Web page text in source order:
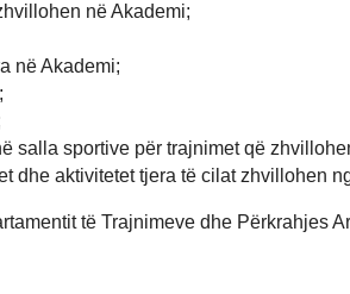
në Akademi;
në Akademi;
salla sportive për trajnimet që
dhe aktivitetet tjera të cilat zhvillohen
të Trajnimeve dhe Përkrahjes